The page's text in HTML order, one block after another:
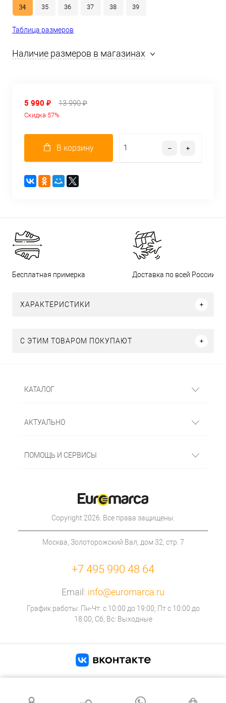
34 35 36 37 38 39
Таблица размеров
Наличие размеров в магазинах
5 990 ₽ 13 990 ₽
Скидка 57%
В корзину
Бесплатная примерка Доставка по всей России
ХАРАКТЕРИСТИКИ
С ЭТИМ ТОВАРОМ ПОКУПАЮТ
КАТАЛОГ
АКТУАЛЬНО
ПОМОЩЬ И СЕРВИСЫ
Copyright 2026. Все права защищены.
Москва, Золоторожский Вал, дом 32, стр. 7
+7 495 990 48 64
Email: info@euromarca.ru
График работы: Пн-Чт: с 10:00 до 19:00; Пт с 10:00 до
18:00; Сб, Вс: Выходные